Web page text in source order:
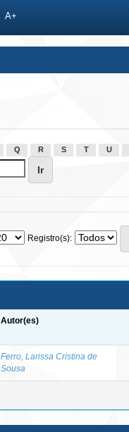
A+
Q R S T U
Registro(s):
Autor(es)
Ferro, Larissa Cristina de
Sousa